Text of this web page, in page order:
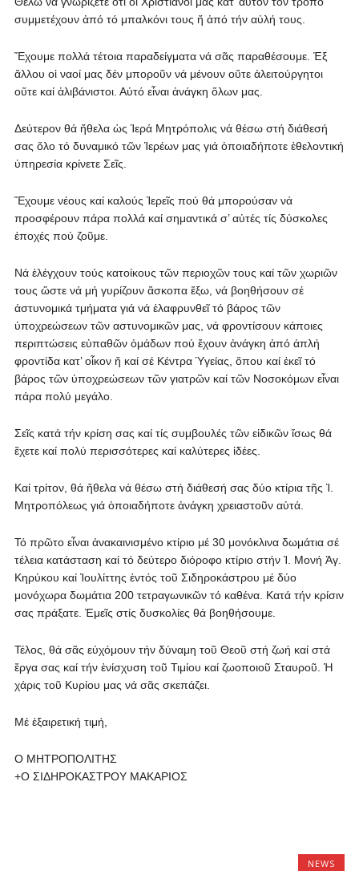
συμμετέχουν ἀπό τό μπαλκόνι τους ἤ ἀπό τήν αὐλή τους.
Ἔχουμε πολλά τέτοια παραδείγματα νά σᾶς παραθέσουμε. Ἐξ
ἄλλου οἱ ναοί μας δέν μποροῦν νά μένουν οὔτε ἀλειτούργητοι
οὔτε καί ἀλιβάνιστοι. Αὐτό εἶναι ἀνάγκη ὅλων μας.
Δεύτερον θά ἤθελα ὡς Ἱερά Μητρόπολις νά θέσω στή διάθεσή
σας ὅλο τό δυναμικό τῶν Ἱερέων μας γιά ὁποιαδήποτε ἐθελοντική
ὑπηρεσία κρίνετε Σεῖς.
Ἔχουμε νέους καί καλούς Ἱερεῖς πού θά μπορούσαν νά
προσφέρουν πάρα πολλά καί σημαντικά σ’ αὐτές τίς δύσκολες
ἐποχές πού ζοῦμε.
Νά ἐλέγχουν τούς κατοίκους τῶν περιοχῶν τους καί τῶν χωριῶν
τους ὥστε νά μή γυρίζουν ἄσκοπα ἔξω, νά βοηθήσουν σέ
ἀστυνομικά τμήματα γιά νά ἐλαφρυνθεῖ τό βάρος τῶν
ὑποχρεώσεων τῶν αστυνομικῶν μας, νά φροντίσουν κάποιες
περιπτώσεις εὐπαθῶν ὀμάδων πού ἔχουν ἀνάγκη ἀπό ἀπλή
φροντίδα κατ’ οἶκον ἤ καί σέ Κέντρα Ὑγείας, ὅπου καί ἐκεῖ τό
βάρος τῶν ὑποχρεώσεων τῶν γιατρῶν καί τῶν Νοσοκόμων εἶναι
πάρα πολύ μεγάλο.
Σεῖς κατά τήν κρίση σας καί τίς συμβουλές τῶν εἰδικῶν ἴσως θά
ἔχετε καί πολύ περισσότερες καί καλύτερες ἰδέες.
Καί τρίτον, θά ἤθελα νά θέσω στή διάθεσή σας δύο κτίρια τῆς Ἱ.
Μητροπόλεως γιά ὁποιαδήποτε ἀνάγκη χρειαστοῦν αὐτά.
Τό πρῶτο εἶναι ἀνακαινισμένο κτίριο μέ 30 μονόκλινα δωμάτια σέ
τέλεια κατάσταση καί τό δεύτερο διόροφο κτίριο στήν Ἱ. Μονή Ἁγ.
Κηρύκου καί Ἰουλίττης ἐντός τοῦ Σιδηροκάστρου μέ δύο
μονόχωρα δωμάτια 200 τετραγωνικῶν τό καθένα. Κατά τήν κρίσιν
σας πράξατε. Ἐμεῖς στίς δυσκολίες θά βοηθήσουμε.
Τέλος, θά σᾶς εὐχόμουν τήν δὐναμη τοῦ Θεοῦ στή ζωή καί στά
ἔργα σας καί τήν ἐνίσχυση τοῦ Τιμίου καί ζωοποιοῦ Σταυροῦ. Ἡ
χάρις τοῦ Κυρίου μας νά σᾶς σκεπάζει.
Μέ ἐξαιρετική τιμή,
Ο ΜΗΤΡΟΠΟΛΙΤΗΣ
+Ο ΣΙΔΗΡΟΚΑΣΤΡΟΥ ΜΑΚΑΡΙΟΣ
NEWS